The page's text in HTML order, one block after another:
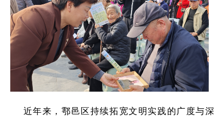
近年来，鄠邑区持续拓宽文明实践的广度与深